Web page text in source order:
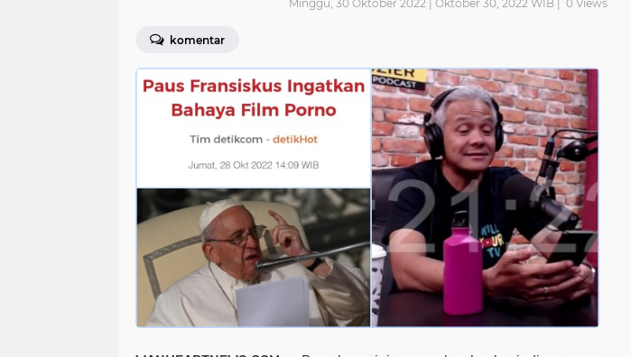
Minggu, 30 Oktober 2022 | Oktober 30, 2022 WIB | 0Views
komentar